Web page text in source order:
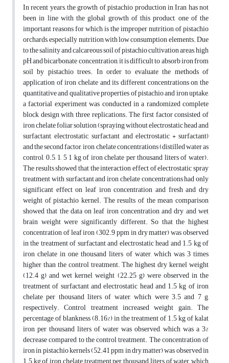
In recent years, the growth of pistachio production in Iran has not
been in line with the global growth of this product, one of the
important reasons for which is the improper nutrition of pistachio
orchards, especially nutrition with low consumption elements. Due
to the salinity and calcareous soil of pistachio cultivation areas, high
pH and bicarbonate concentration, it is difficult to absorb iron from
soil by pistachio trees. In order to evaluate the methods of
application of iron chelate and its different concentrations on the
quantitative and qualitative properties of pistachio and iron uptake,
a factorial experiment was conducted in a randomized complete
block design with three replications. The first factor consisted of
iron chelate foliar solution (spraying without electrostatic head and
surfactant, electrostatic, surfactant and electrostatic + surfactant)
and the second factor, iron chelate concentrations (distilled water as
control, 0.5, 1, 5 1 kg of iron chelate per thousand liters of water).
The results showed that the interaction effect of electrostatic spray
treatment with surfactant and iron chelate concentrations had only
significant effect on leaf iron concentration and fresh and dry
weight of pistachio kernel. The results of the mean comparison
showed that the data on leaf iron concentration and dry and wet
brain weight were significantly different. So that the highest
concentration of leaf iron (302.9 ppm in dry matter) was observed
in the treatment of surfactant and electrostatic head and 1.5 kg of
iron chelate in one thousand liters of water, which was 3 times
higher than the control treatment. The highest dry kernel weight
(12.4 g) and wet kernel weight (22.25 g) were observed in the
treatment of surfactant and electrostatic head and 1.5 kg of iron
chelate per thousand liters of water, which were 3.5 and 7 g,
respectively. Control treatment increased weight gain. The
percentage of blankness (8.16%) in the treatment of 1.5 kg of kalat
iron per thousand liters of water was observed, which was a 3%
decrease compared to the control treatment. The concentration of
iron in pistachio kernels (52.41 ppm in dry matter) was observed in